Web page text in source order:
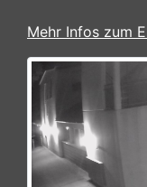
Mehr Infos zum